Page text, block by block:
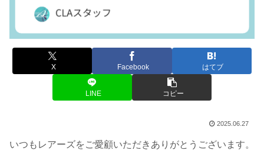
X Facebook はてブ
LINE コピー
2025.06.27
いつもレアーズをご愛顧いただきありがとうございます。